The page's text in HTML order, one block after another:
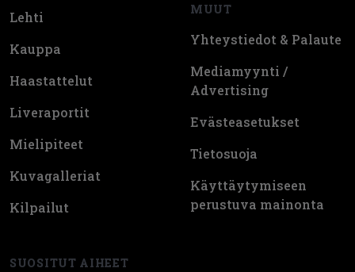
Lehti
Kauppa
Haastattelut
Liveraportit
Mielipiteet
Kuvagalleriat
Kilpailut
SUOSITUT AIHEET
MUUT
Yhteystiedot & Palaute
Mediamyynti /
Advertising
Evästeasetukset
Tietosuoja
Käyttäytymiseen
perustuva mainonta